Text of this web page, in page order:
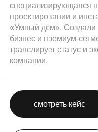
специализирующаяся
проектировании и
«Умный дом». Создали
бизнес и премиум-
транслирует статус и
компании.
смотреть кейс